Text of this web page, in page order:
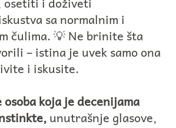
sa normalnim i
čulima. 💡 Ne brinite šta
– istina je uvek samo ona
i iskusite.
osoba koja je decenijama
unutrašnje glasove,